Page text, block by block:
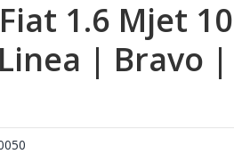
1.6 Mjet
| Bravo